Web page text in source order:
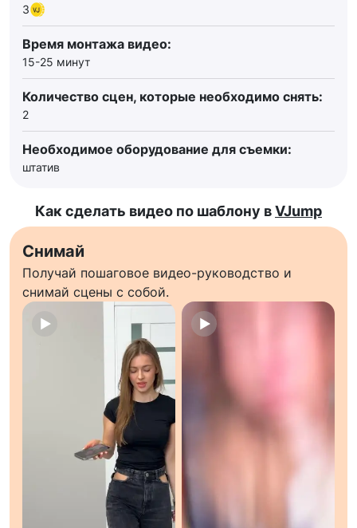
3
Время монтажа видео:
15-25 минут
Количество сцен, которые необходимо снять:
2
Необходимое оборудование для съемки:
штатив
Как сделать видео по шаблону вVJump
Снимай
Получай пошаговое видео-руководство и
снимай сцены с собой.